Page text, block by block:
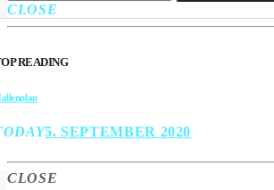
CLOSE
READING
5. SEPTEMBER 2020
CLOSE